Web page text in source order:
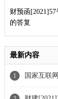
财预函
的答复
最新内容
1 国家互联